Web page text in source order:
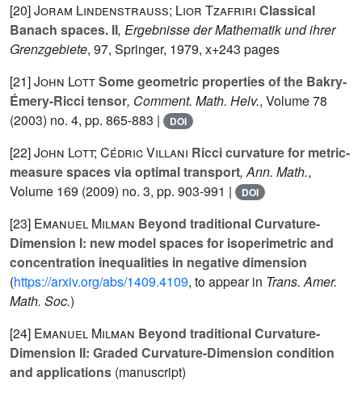
[20]Joram Lindenstrauss; Lior Tzafriri Classical
Banach spaces. II, Ergebnisse der Mathematik und ihrer
Grenzgebiete, 97, Springer, 1979, x+243 pages
[21]John LottSome geometric properties of the Bakry-
Émery-Ricci tensor, Comment. Math. Helv., Volume 78
(2003) no. 4, pp. 865-883 |
DOI
[22]John Lott; Cédric Villani Ricci curvature for metric-
measure spaces via optimal transport, Ann. Math.,
Volume 169 (2009) no. 3, pp. 903-991 | DOI
[23] Emanuel Milman Beyond traditional Curvature-
Dimension I: new model spaces for isoperimetric and
concentration inequalities in negative dimension
(https://arxiv.org/abs/1409.4109, to appear in Trans. Amer.
Math. Soc.)
[24] Emanuel Milman Beyond traditional Curvature-
Dimension II: Graded Curvature-Dimension condition
and applications (manuscript)